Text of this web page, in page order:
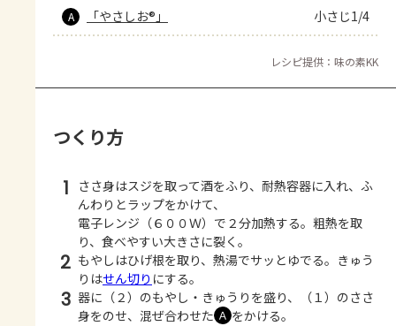
A 「やさしお®」 小さじ1/4
レシピ提供：味の素KK
つくり方
1
ささ身はスジを取って酒をふり、耐熱容器に入れ、ふ
んわりとラップをかけて、
電子レンジ（６００Ｗ）で２分加熱する。粗熱を取
り、食べやすい大きさに裂く。
2 もやしはひげ根を取り、熱湯でサッとゆでる。きゅう
りはせん切り にする。
3 器に（２）のもやし・きゅうりを盛り、（１）のささ
身をのせ、混ぜ合わせた Ａ をかける。